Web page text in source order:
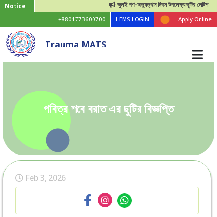
Notice জুলাই গণ-অভ্যুত্থান দিবস উপলেক্ষ্য ছুটির নোটিশ
+8801773600700 I-EMS LOGIN Apply Online
Trauma MATS
পবিত্র শবে বরাত এর ছুটির বিজ্ঞপ্তি
Feb 3, 2026